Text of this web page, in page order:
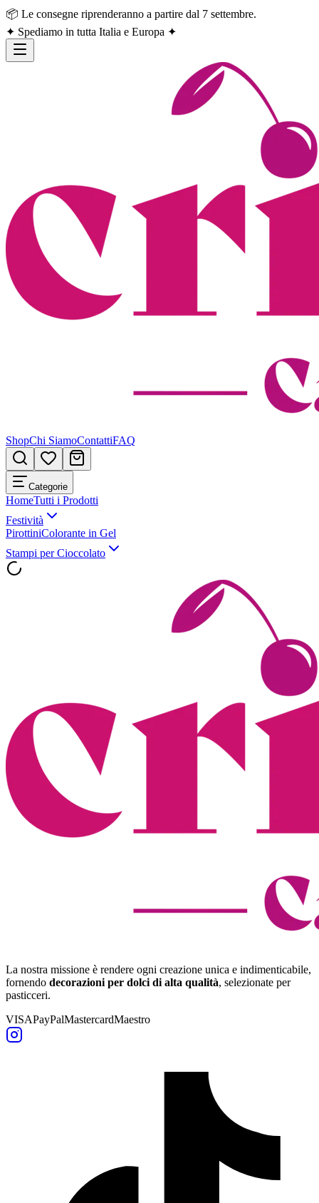
📦 Le consegne riprenderanno a partire dal 7 settembre.
✦ Spediamo in tutta Italia e Europa ✦
ShopChi SiamoContattiFAQ
Categorie
HomeTutti i Prodotti
Festività
PirottiniColorante in Gel
Stampi per Cioccolato
La nostra missione è rendere ogni creazione unica e indimenticabile,
fornendo decorazioni per dolci di alta qualità, selezionate per
pasticceri.
VISAPayPalMastercardMaestro